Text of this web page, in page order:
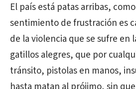
El país está patas arribas,
sentimiento de frustración es
de la violencia que se sufre en
gatillos alegres, que por
tránsito, pistolas en manos,